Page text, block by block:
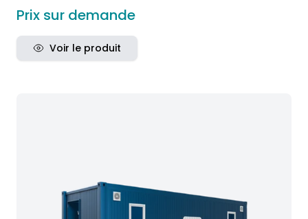
Prix sur demande
Voir le produit